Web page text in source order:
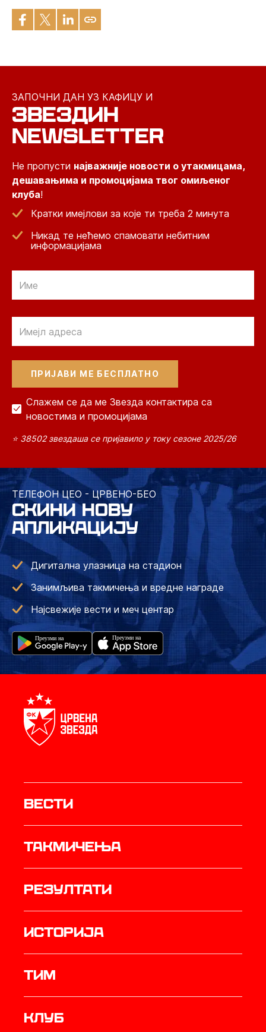
ЗАПОЧНИ ДАН УЗ КАФИЦУ И
ЗВЕЗДИН
NEWSLETTER
Не пропусти најважније новости о утакмицама,
дешавањима и промоцијама твог омиљеног
клуба!
Кратки имејлови за које ти треба 2 минута
Никад те нећемо спамовати небитним
информацијама
Слажем се да ме Звезда контактира са
новостима и промоцијама
⭐ 38502 звездаша се пријавило у току сезоне 2025/26
ТЕЛЕФОН ЦЕО - ЦРВЕНО-БЕО
СКИНИ НОВУ
АПЛИКАЦИЈУ
Дигитална улазница на стадион
Занимљива такмичења и вредне награде
Најсвежије вести и меч центар
Вести
Такмичења
резултати
историја
ТИМ
Клуб